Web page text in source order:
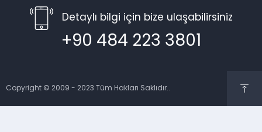
Detaylı bilgi için bize ulaşabilirsiniz
+90 484 223 3801
Copyright © 2009 - 2023 Tüm Hakları Saklıdır..